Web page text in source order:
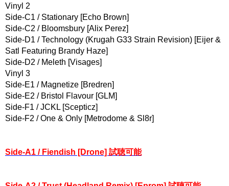
Vinyl 2
Side-C1 / Stationary [Echo Brown]
Side-C2 / Bloomsbury [Alix Perez]
Side-D1 / Technology (Krugah G33 Strain Revision) [Eijer &
Satl Featuring Brandy Haze]
Side-D2 / Meleth [Visages]
Vinyl 3
Side-E1 / Magnetize [Bredren]
Side-E2 / Bristol Flavour [GLM]
Side-F1 / JCKL [Scepticz]
Side-F2 / One & Only [Metrodome & Sl8r]
Side-A1 / Fiendish [Drone] 試聴可能